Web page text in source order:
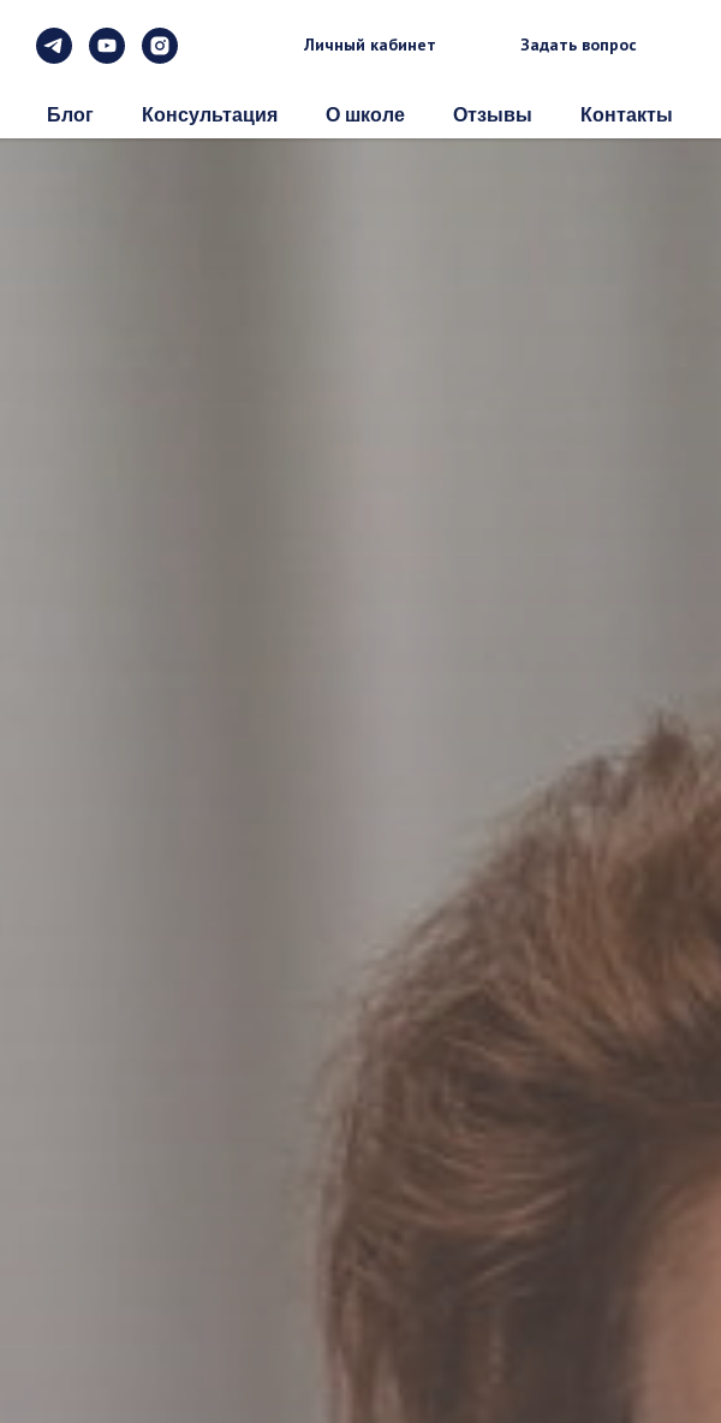
Личный кабинет Задать вопрос
Блог Консультация О школе Отзывы Контакты